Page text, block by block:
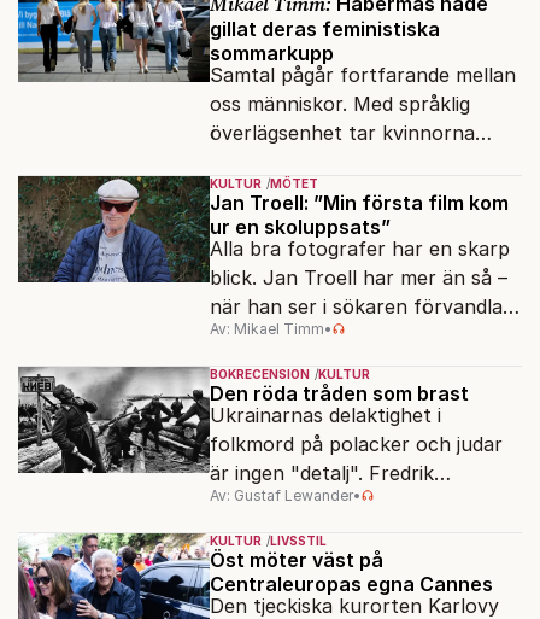
gillat deras feministiska
sommarkupp
Samtal pågår fortfarande mellan
oss människor. Med språklig
överlägsenhet tar kvinnorna
KULTUR MÖTET
Jan Troell: ”Min första film kom
ur en skoluppsats”
Alla bra fotografer har en skarp
blick. Jan Troell har mer än så –
när han ser i sökaren förvandlas
vardagen till underverk. Fyllda 95
gör han en ny film.
Av: Mikael Timm•
BOKRECENSION KULTUR
Den röda tråden som brast
Ukrainarnas delaktighet i
folkmord på polacker och judar
är ingen "detalj". Fredrik
Segerfeldts iver att skildra den
ryska imperialismen leder till en
förenklad bild av historien.
Av: Gustaf Lewander•
KULTUR LIVSSTIL
Öst möter väst på
Centraleuropas egna Cannes
Den tjeckiska kurorten Karlovy